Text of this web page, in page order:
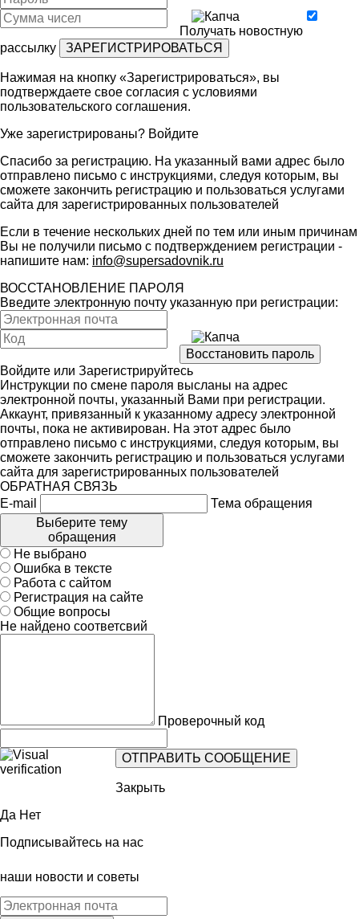
Получать новостную
рассылку
Нажимая на кнопку «Зарегистрироваться», вы
подтверждаете свое согласия с условиями
пользовательского соглашения.
Уже зарегистрированы? Войдите
Спасибо за регистрацию. На указанный вами адрес было
отправлено письмо с инструкциями, следуя которым, вы
сможете закончить регистрацию и пользоваться услугами
сайта для зарегистрированных пользователей
Если в течение нескольких дней по тем или иным причинам
Вы не получили письмо с подтверждением регистрации -
напишите нам: info@supersadovnik.ru
ВОССТАНОВЛЕНИЕ ПАРОЛЯ
Введите электронную почту указанную при регистрации:
Войдите или Зарегистрируйтесь
Инструкции по смене пароля высланы на адрес
электронной почты, указанный Вами при регистрации.
Аккаунт, привязанный к указанному адресу электронной
почты, пока не активирован. На этот адрес было
отправлено письмо с инструкциями, следуя которым, вы
сможете закончить регистрацию и пользоваться услугами
сайта для зарегистрированных пользователей
ОБРАТНАЯ СВЯЗЬ
E-mail
Тема обращения
Выберите тему
обращения
Не выбрано
Ошибка в тексте
Работа с сайтом
Регистрация на сайте
Общие вопросы
Не найдено соответсвий
Проверочный код
Закрыть
Да Нет
Подписывайтесь на нас
наши новости и советы